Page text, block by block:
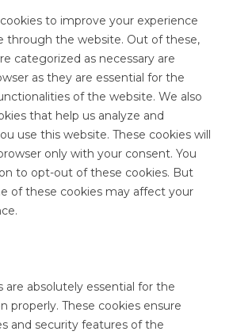
to improve your experience
through the website. Out of these,
categorized as necessary are
as they are essential for the
of the website. We also
that help us analyze and
use this website. These cookies will
only with your consent. You
to opt-out of these cookies. But
of these cookies may affect your
are absolutely essential for the
properly. These cookies ensure
and security features of the